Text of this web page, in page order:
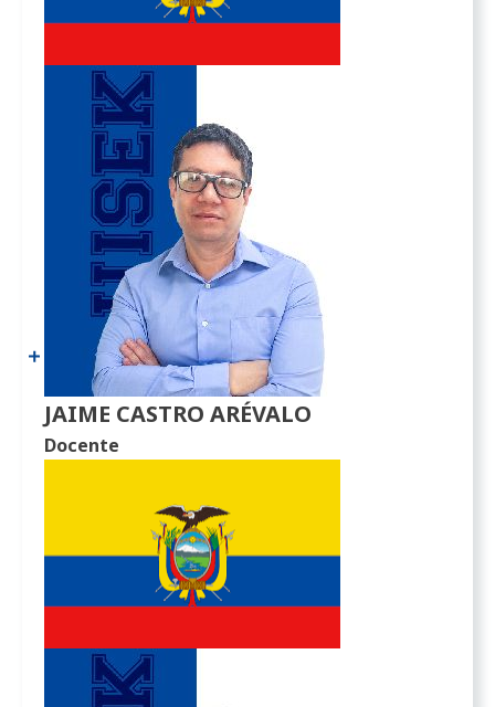
JAIME CASTRO ARÉVALO
Docente